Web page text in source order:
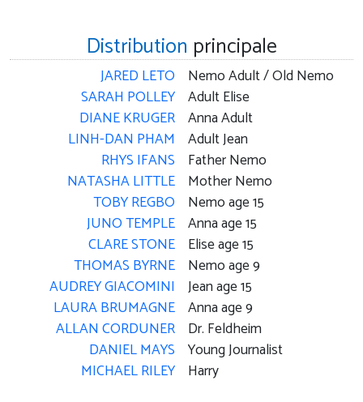
Distribution principale
JARED LETO
SARAH POLLEY
DIANE KRUGER
LINH-DAN PHAM
RHYS IFANS
NATASHA LITTLE
TOBY REGBO
JUNO TEMPLE
CLARE STONE
THOMAS BYRNE
AUDREY GIACOMINI
LAURA BRUMAGNE
ALLAN CORDUNER
DANIEL MAYS
MICHAEL RILEY
Nemo Adult / Old Nemo
Adult Elise
Anna Adult
Adult Jean
Father Nemo
Mother Nemo
Nemo age 15
Anna age 15
Elise age 15
Nemo age 9
Jean age 15
Anna age 9
Dr. Feldheim
Young Journalist
Harry